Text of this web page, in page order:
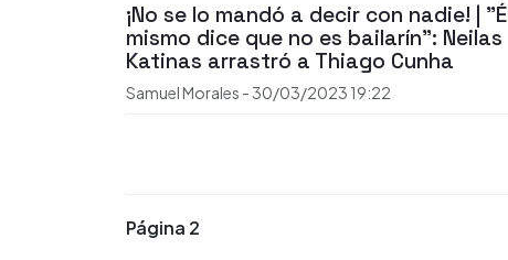
¡No se lo mandó a decir con nadie! |
mismo dice que no es bailarín": Neilas
Katinas arrastró a Thiago Cunha
Samuel Morales -30/03/2023 19:22
Página 2